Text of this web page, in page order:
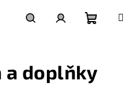
košík
a doplňky